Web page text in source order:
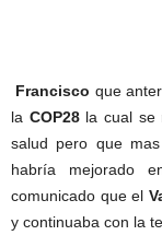
Francisco que
la COP28la cual se
salud pero que
habría mejorado
comunicado que el
y continuaba con la